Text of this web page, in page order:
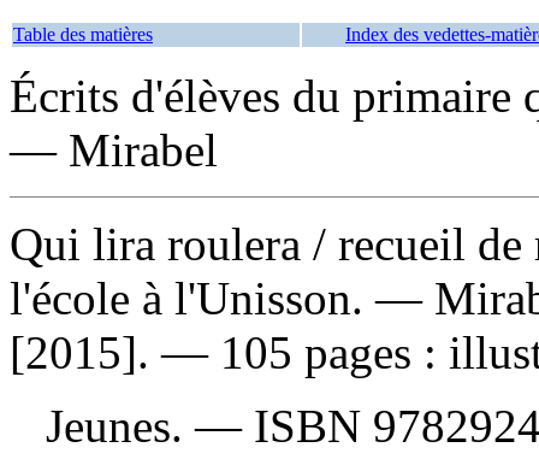
Table des matières Index des vedettes-
Écrits d'élèves du
— Mirabel
Qui lira roulera / recueil de
l'école à l'Unisson. —
[2015]. — 105 pages :
Jeunes. — ISBN